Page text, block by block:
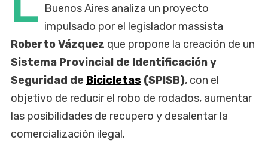
Buenos Aires analiza un proyecto
impulsado por el legislador massista
Roberto Vázquez que propone la creación de un
Sistema Provincial de Identificación y
Seguridad de Bicicletas (SPISB), con el
objetivo de reducir el robo de rodados, aumentar
las posibilidades de recupero y desalentar la
comercialización ilegal.